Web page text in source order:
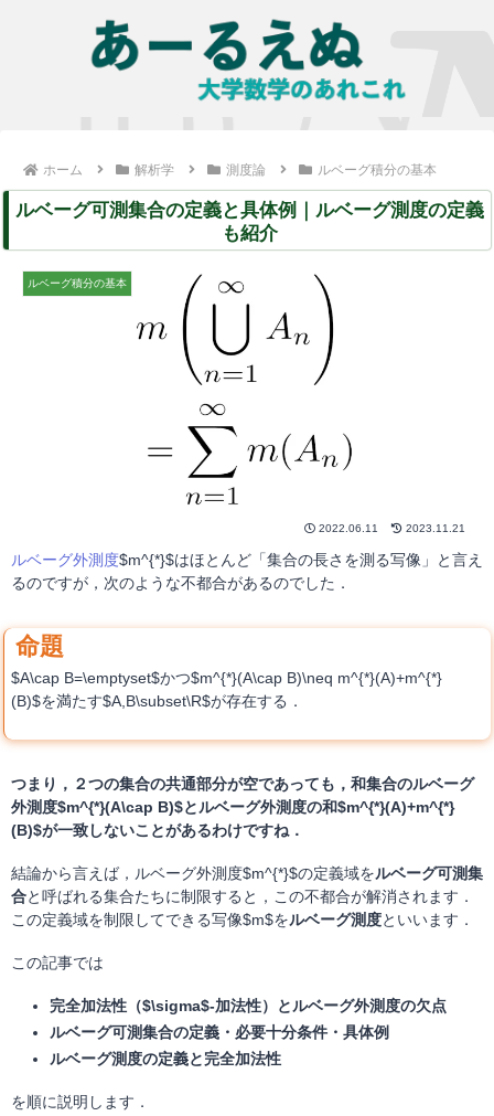
ホーム 解析学 測度論 ルベーグ積分の基本
ルベーグ可測集合の定義と具体例｜ルベーグ測度の定義
も紹介
ルベーグ積分の基本
2022.06.11 2023.11.21
ルベーグ外測度$m^{*}$はほとんど「集合の長さを測る写像」と言え
るのですが，次のような不都合があるのでした．
$A\cap B=\emptyset$かつ$m^{*}(A\cap B)\neq m^{*}(A)+m^{*}
(B)$を満たす$A,B\subset\R$が存在する．
つまり，２つの集合の共通部分が空であっても，和集合のルベーグ
外測度$m^{*}(A\cap B)$とルベーグ外測度の和$m^{*}(A)+m^{*}
(B)$が一致しないことがあるわけですね．
結論から言えば，ルベーグ外測度$m^{*}$の定義域をルベーグ可測集
合と呼ばれる集合たちに制限すると，この不都合が解消されます．
この定義域を制限してできる写像$m$をルベーグ測度といいます．
この記事では
完全加法性（$\sigma$-加法性）とルベーグ外測度の欠点
ルベーグ可測集合の定義・必要十分条件・具体例
ルベーグ測度の定義と完全加法性
を順に説明します．